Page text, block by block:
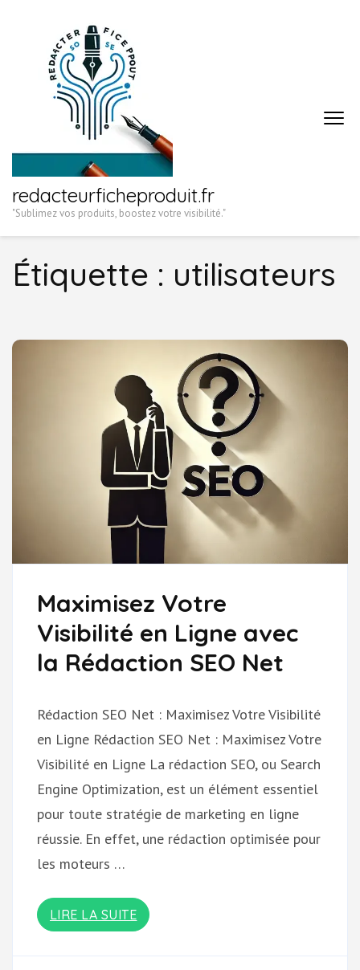
redacteurficheproduit.fr
"Sublimez vos produits, boostez votre visibilité."
Étiquette : utilisateurs
Maximisez Votre
Visibilité en Ligne avec
la Rédaction SEO Net
Rédaction SEO Net : Maximisez Votre Visibilité
en Ligne Rédaction SEO Net : Maximisez Votre
Visibilité en Ligne La rédaction SEO, ou Search
Engine Optimization, est un élément essentiel
pour toute stratégie de marketing en ligne
réussie. En effet, une rédaction optimisée pour
les moteurs …
LIRE LA SUITE